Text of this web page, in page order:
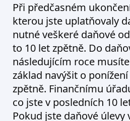
Při předčasném
kterou jste uplatňovaly
nutné veškeré daňové
to 10 let zpětně. Do
následujícím roce
základ navýšit o
zpětně. Finančnímu
co jste v posledních 10
Pokud jste daňové úlevy